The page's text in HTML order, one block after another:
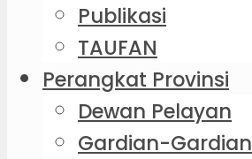
Publikasi
TAUFAN
Perangkat Provinsi
Dewan Pelayan
Gardian-Gardian